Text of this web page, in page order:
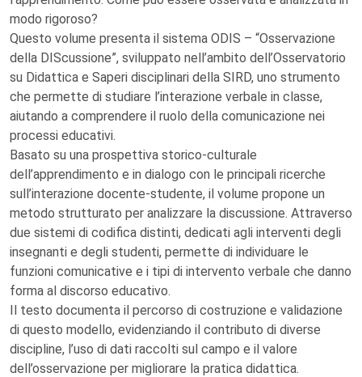
modo rigoroso?
Questo volume presenta il sistema ODIS – “Osservazione
della DIScussione”, sviluppato nell’ambito dell’Osservatorio
su Didattica e Saperi disciplinari della SIRD, uno strumento
che permette di studiare l’interazione verbale in classe,
aiutando a comprendere il ruolo della comunicazione nei
processi educativi.
Basato su una prospettiva storico-culturale
dell’apprendimento e in dialogo con le principali ricerche
sull’interazione docente-studente, il volume propone un
metodo strutturato per analizzare la discussione. Attraverso
due sistemi di codifica distinti, dedicati agli interventi degli
insegnanti e degli studenti, permette di individuare le
funzioni comunicative e i tipi di intervento verbale che danno
forma al discorso educativo.
Il testo documenta il percorso di costruzione e validazione
di questo modello, evidenziando il contributo di diverse
discipline, l’uso di dati raccolti sul campo e il valore
dell’osservazione per migliorare la pratica didattica.